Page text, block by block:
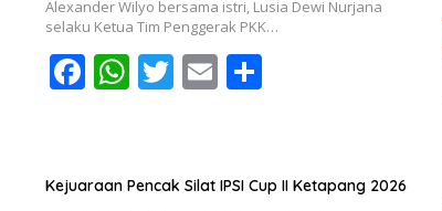
Alexander Wilyo bersama istri, Lusia Dewi Nurjana
selaku Ketua Tim Penggerak PKK…
F
ac
b
W
h
s
T
w
er
E
m
l
S
e
Kejuaraan Pencak Silat IPSI Cup II Ketapang 2026